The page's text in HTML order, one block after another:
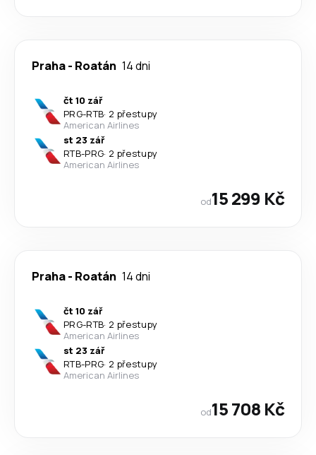
Praha- Roatán 14 dni
čt 10 zář
PRG-RTB· 2 přestupy
American Airlines
st 23 zář
RTB-PRG· 2 přestupy
American Airlines
od15 299 Kč
Praha- Roatán 14 dni
čt 10 zář
PRG-RTB· 2 přestupy
American Airlines
st 23 zář
RTB-PRG· 2 přestupy
American Airlines
od15 708 Kč